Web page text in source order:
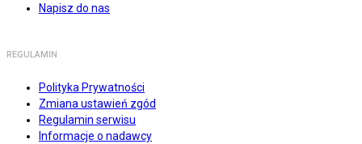
Napisz do nas
REGULAMIN
Polityka Prywatności
Zmiana ustawień zgód
Regulamin serwisu
Informacje o nadawcy